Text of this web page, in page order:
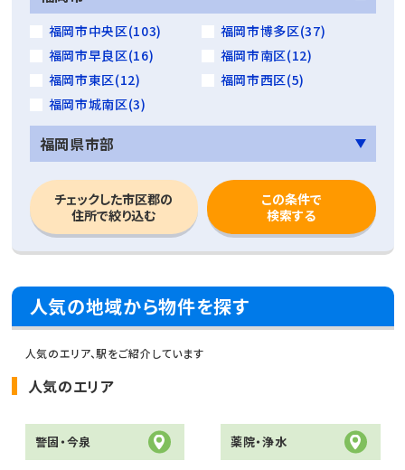
福岡市中央区(103)
福岡市博多区(37)
福岡市早良区(16)
福岡市南区(12)
福岡市東区(12)
福岡市西区(5)
福岡市城南区(3)
福岡県市部
チェックした市区郡の
住所で絞り込む
この条件で
検索する
人気の地域から物件を探す
人気のエリア、駅をご紹介しています
人気のエリア
警固・今泉 薬院・浄水